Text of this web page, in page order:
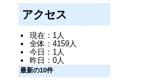
アクセス
現在：1人
全体：4159人
今日：1人
昨日：0人
最新の10件